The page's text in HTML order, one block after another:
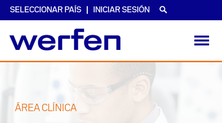
SELECCIONAR PAÍS INICIAR SESIÓN
ÁREA CLÍNICA